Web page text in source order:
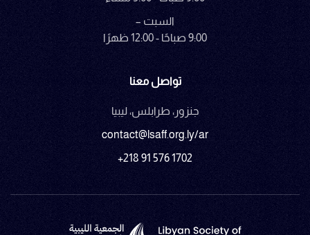
السبت –
9:00 صباحًا - 12:00 ظهرًا
تواصل معنا
جنزور، طرابلس، ليبيا
contact@lsaff.org.ly/ar
+218 91 576 1702